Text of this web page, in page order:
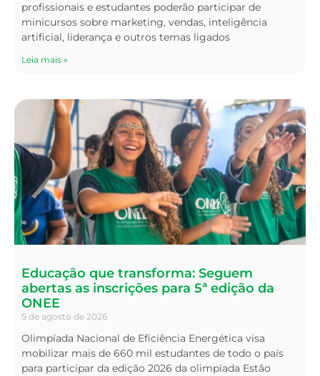
profissionais e estudantes poderão participar de
minicursos sobre marketing, vendas, inteligência
artificial, liderança e outros temas ligados
Leia mais »
Educação que transforma: Seguem
abertas as inscrições para 5ª edição da
ONEE
5 de agosto de 2026
Olimpíada Nacional de Eficiência Energética visa
mobilizar mais de 660 mil estudantes de todo o país
para participar da edição 2026 da olimpíada Estão